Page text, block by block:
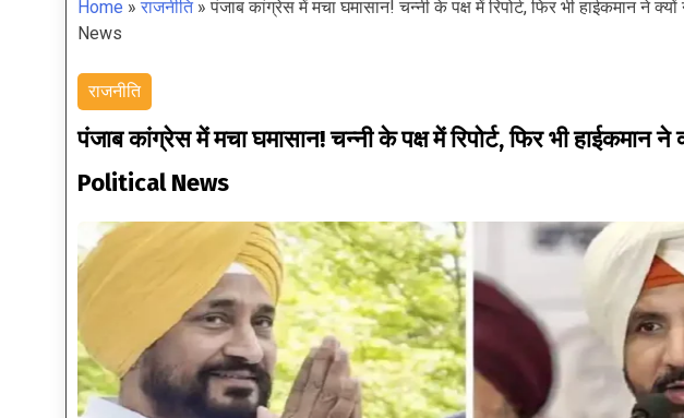
Home »राजनीति»पंजाब कांग्रेस में मचा घमासान! चन्नी के पक्ष में रिपोर्ट, फिर भी हाईकमान ने
News
राजनीति
पंजाब कांग्रेस में मचा घमासान! चन्नी के पक्ष में रिपोर्ट, फिर भी हाईकमान
Political News